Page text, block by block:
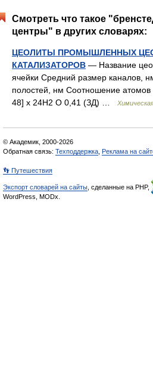
Смотреть что такое
центры" в других словарях:
ЦЕОЛИТЫ ПРОМЫШЛЕННЫХ
КАТАЛИЗАТОРОВ — Название
ячейки Средний размер каналов,
полостей, нм Соотношение
48] х 24H2 О 0,41 (ЗД) …
© Академик, 2000-2026
Обратная связь: Техподдержка Реклама на
👣 Путешествия
Экспорт словарей на сайты , сделанные на PHP,
WordPress, MODx.